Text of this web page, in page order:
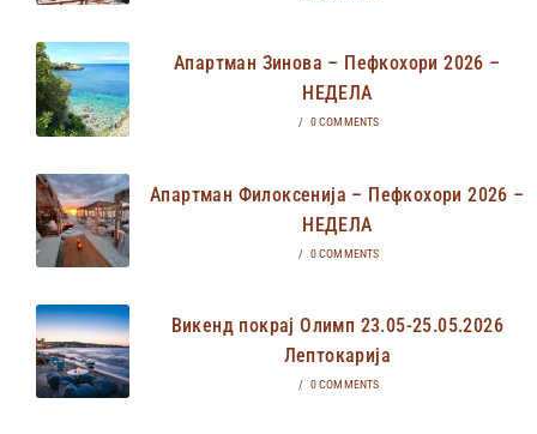
Апартман Зинова – Пефкохори 2026 –
НЕДЕЛА
/ 0 COMMENTS
Апартман Филоксенија – Пефкохори 2026 –
НЕДЕЛА
/ 0 COMMENTS
Викенд покрај Олимп 23.05-25.05.2026
Лептокарија
/ 0 COMMENTS